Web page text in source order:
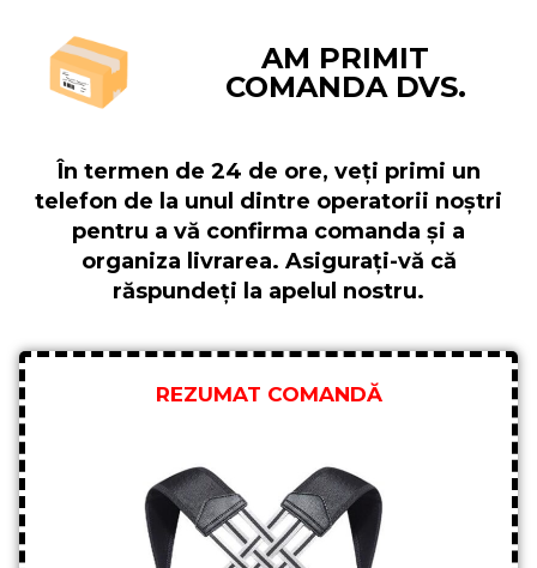
AM PRIMIT
COMANDA DVS.
În termen de 24 de ore, veți primi un
telefon de la unul dintre operatorii noștri
pentru a vă confirma comanda și a
organiza livrarea. Asigurați-vă că
răspundeți la apelul nostru.
REZUMAT COMANDĂ